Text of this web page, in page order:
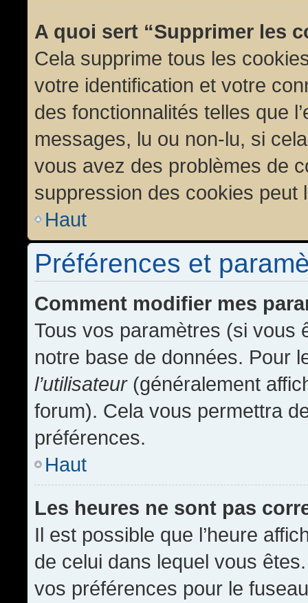
A quoi sert “Supprimer les
Cela supprime tous les
votre identification et votre
des fonctionnalités telles que
messages, lu ou non-lu, si
vous avez des problèmes de
suppression des cookies peut
Haut
Préférences et
Comment modifier mes
Tous vos paramètres (si vous
notre base de données. Pour
l’utilisateur(généralement
forum). Cela vous permettra
préférences.
Haut
Les heures ne sont pas
Il est possible que l’heure
de celui dans lequel vous
vos préférences pour le